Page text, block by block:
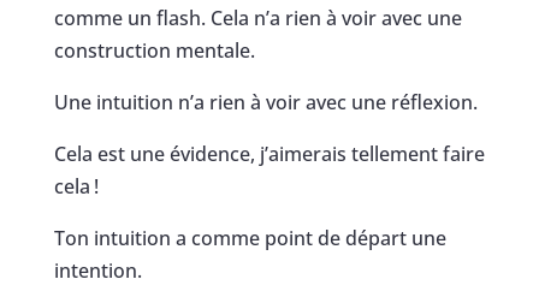
comme un flash. Cela n’a rien à voir avec une
construction mentale.
Une intuition n’a rien à voir avec une réflexion.
Cela est une évidence, j’aimerais tellement faire
cela !
Ton intuition a comme point de départ une
intention.